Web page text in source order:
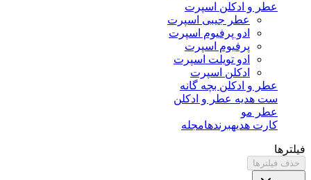
عطر و ادکلن اسپرت
عطر جیبی اسپرت
ادو پرفیوم اسپرت
پرفیوم اسپرت
ادو تویلت اسپرت
ادکلن اسپرت
عطر و ادکلن بچه گانه
ست هدیه عطر و ادکلن
عطر مو
کارت هدیهبرندهامجله
فیلترها
حذف فیلترها